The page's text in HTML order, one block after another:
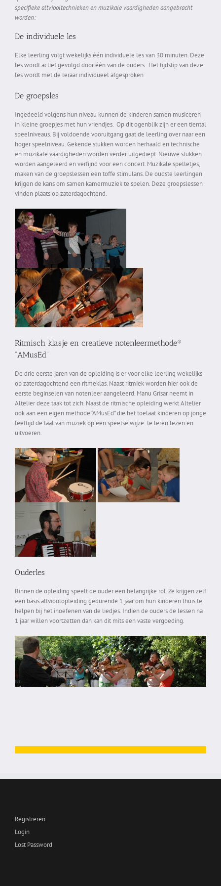
specifieke altviooltechnieken en muzikale vaardigheden aangebracht
worden:
De individuele les
Elke leerling volgt wekelijks één individuele les van 30 minuten. Deze
les wordt actief gevolgd door één van de ouders. Het tijdstip van deze
les wordt met de leraar individueel afgesproken
De groepsles
Ingedeeld volgens hun niveau kunnen de kinderen samen musiceren
in kleine groepjes met hun vriendjes. Op dit ogenblik zijn er een tiental
speelniveaus. Bij voldoende vooruitgang gaat de leerling over naar een
hoger speelniveau. Gekende stukken worden herhaald en technische
en muzikale vaardigheden worden verder uitgediept. Nieuwe stukken
worden aangeleerd en verfijnd voor een concert. Muzikale spelletjes,
maken van de groepslessen een toffe stimulans. De oudste leerlingen
krijgen de kans om samen kamermuziek te spelen. Deze groepslessen
vinden plaats op zaterdagochtend.
Ritmisch klasje en creatieve notenleermethode®
“AMusEd”
De drie eerste jaren van de opleiding is er voor elke leerling wekelijks
op zaterdagochtend een ritmeklas. Naast ritmiek worden hier ook de
eerste beginselen van notenleer aangeleerd. Manu Grisar neemt in
Altelier deze taak tot zich. Naast de ritmische opleiding werkt Altelier
ook aan een eigen methode “AMusEd” die het toelaat kinderen op jonge
leeftijd de taal van muziek op een speelse wijze te leren lezen en
uitvoeren.
Ouderles
Binnen de opleiding speelt de ouder een belangrijke rol. Ze krijgen zelf
een basis altvioolopleiding gedurende 1 jaar om hun kinderen thuis te
helpen bij het inoefenen van de liedjes. Indien de ouders de lessen na
1 jaar willen voortzetten dan kan dit mits een vaste vergoeding.
Registreren
Login
Lost Password